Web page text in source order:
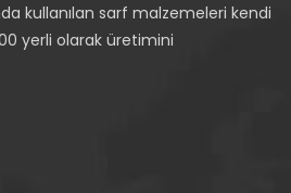
kullanılan sarf malzemeleri kendi
yerli olarak üretimini